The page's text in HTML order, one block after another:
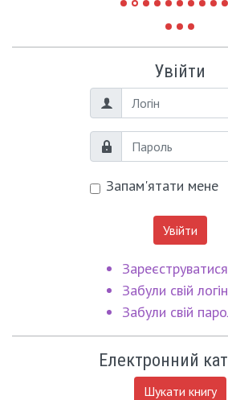
Увійти
Логін
Пароль
Запам'ятати мене
Увійти
Зареєструватися
Забули свій
Забули свій
Електронний
Шукати книгу